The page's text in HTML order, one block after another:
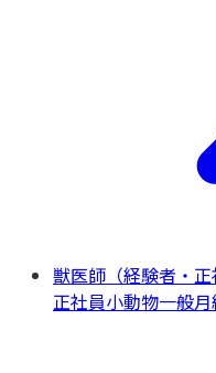
獣医師（経験者・正
正社員小動物一般